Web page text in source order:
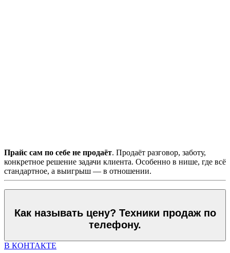
Прайс сам по себе не продаёт. Продаёт разговор, заботу,
конкретное решение задачи клиента. Особенно в нише, где всё
стандартное, а выигрыш — в отношении.
Как называть цену? Техники продаж по
телефону.
В КОНТАКТЕ